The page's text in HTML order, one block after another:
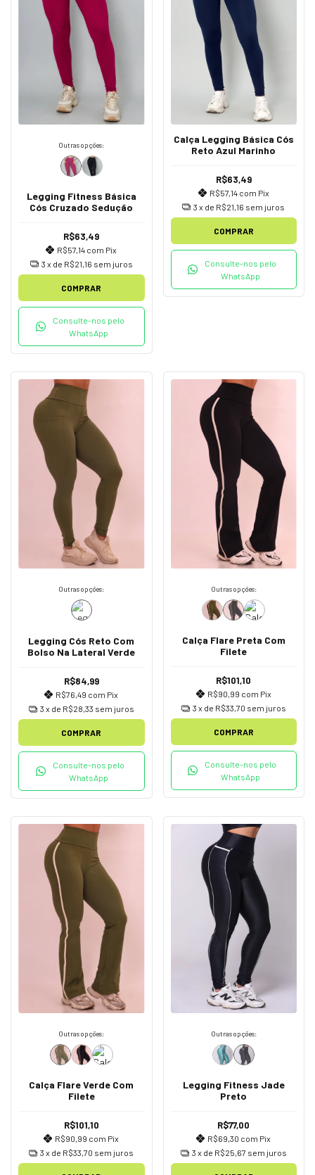
Outras opções:
Legging Fitness Básica
Cós Cruzado Sedução
R$63,49
R$57,14 com Pix
3 x de R$21,16 sem juros
COMPRAR
Consulte-nos pelo
WhatsApp
Calça Legging Básica Cós
Reto Azul Marinho
R$63,49
R$57,14 com Pix
3 x de R$21,16 sem juros
COMPRAR
Consulte-nos pelo
WhatsApp
Outras opções:
Legging Cós Reto Com
Bolso Na Lateral Verde
R$84,99
R$76,49 com Pix
3 x de R$28,33 sem juros
COMPRAR
Consulte-nos pelo
WhatsApp
Outras opções:
Calça Flare Preta Com
Filete
R$101,10
R$90,99 com Pix
3 x de R$33,70 sem juros
COMPRAR
Consulte-nos pelo
WhatsApp
Outras opções:
Calça Flare Verde Com
Filete
R$101,10
R$90,99 com Pix
3 x de R$33,70 sem juros
Outras opções:
Legging Fitness Jade
Preto
R$77,00
R$69,30 com Pix
3 x de R$25,67 sem juros